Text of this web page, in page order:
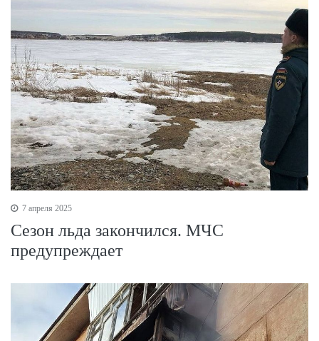
7 апреля 2025
Сезон льда закончился. МЧС
предупреждает